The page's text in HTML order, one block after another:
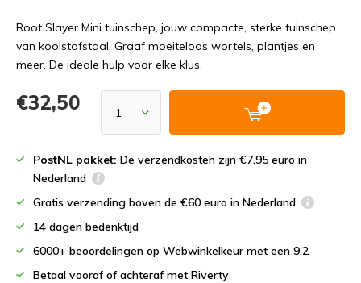
Root Slayer Mini tuinschep, jouw compacte, sterke tuinschep
van koolstofstaal. Graaf moeiteloos wortels, plantjes en
meer. De ideale hulp voor elke klus.
€32,50
PostNL pakket: De verzendkosten zijn €7,95 euro in
Nederland
Gratis verzending boven de €60 euro in Nederland
14 dagen bedenktijd
6000+ beoordelingen op Webwinkelkeur met een 9,2
Betaal vooraf of achteraf met Riverty